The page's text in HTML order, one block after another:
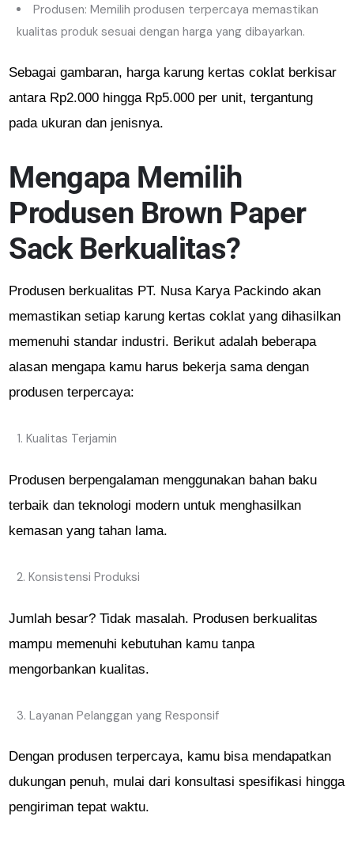
Produsen: Memilih produsen terpercaya memastikan
kualitas produk sesuai dengan harga yang dibayarkan.
Sebagai gambaran, harga karung kertas coklat berkisar
antara Rp2.000 hingga Rp5.000 per unit, tergantung
pada ukuran dan jenisnya.
Mengapa Memilih
Produsen Brown Paper
Sack Berkualitas?
Produsen berkualitas PT. Nusa Karya Packindo akan
memastikan setiap karung kertas coklat yang dihasilkan
memenuhi standar industri. Berikut adalah beberapa
alasan mengapa kamu harus bekerja sama dengan
produsen terpercaya:
Kualitas Terjamin
Produsen berpengalaman menggunakan bahan baku
terbaik dan teknologi modern untuk menghasilkan
kemasan yang tahan lama.
Konsistensi Produksi
Jumlah besar? Tidak masalah. Produsen berkualitas
mampu memenuhi kebutuhan kamu tanpa
mengorbankan kualitas.
Layanan Pelanggan yang Responsif
Dengan produsen terpercaya, kamu bisa mendapatkan
dukungan penuh, mulai dari konsultasi spesifikasi hingga
pengiriman tepat waktu.